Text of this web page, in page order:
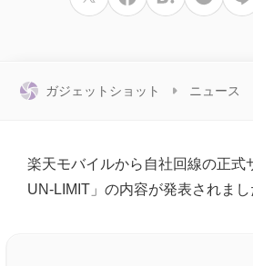
ガジェットショット ニュース
楽天モバイルから自社回線の正式
UN-LIMIT」の内容が発表されまし